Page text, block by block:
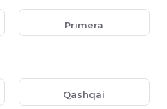
Primera
Qashqai